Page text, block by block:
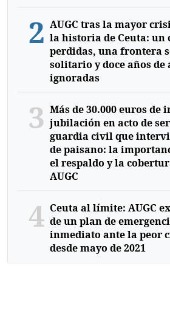
2 AUGC tras la mayor
la historia de Ceuta: un
perdidas, una frontera
solitario y doce años de
ignoradas
3 Más de 30.000 euros de
jubilación en acto de
guardia civil que
de paisano: la
el respaldo y la
AUGC
4 Ceuta al límite: AUGC
de un plan de
inmediato ante la peor
desde mayo de 2021